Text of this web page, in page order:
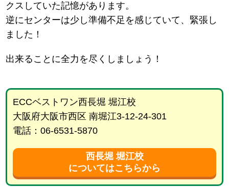
クスしていた記憶があります。
逆にセンターは少し準備不足を感じていて、緊張し
ました！
出来ることに全力を尽くしましょう！
ECCベストワン西長堀 堀江校
大阪府大阪市西区 南堀江3-12-24-301
電話：06-6531-5870
西長堀 堀江校
についてはこちらから